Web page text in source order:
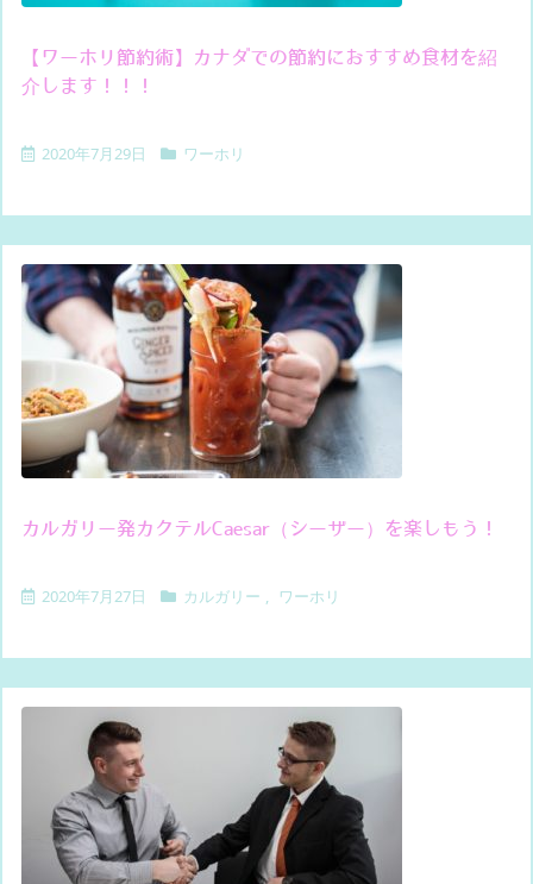
【ワーホリ節約術】カナダでの節約におすすめ食材を紹
介します！！！
2020年7月29日 ワーホリ
カルガリー発カクテルCaesar（シーザー）を楽しもう！
2020年7月27日 カルガリー , ワーホリ